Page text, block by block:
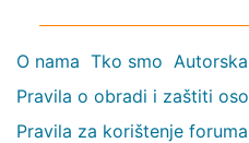
O nama Tko smo
Pravila o obradi i zaštiti
Pravila za korištenje foruma